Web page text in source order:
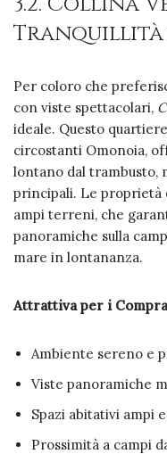
Tranquillità
Per coloro che
con viste spettacolari,
ideale. Questo
circostanti Omonoia,
lontano dal trambusto,
principali. Le proprietà
ampi terreni, che
panoramiche sulla
mare in lontananza.
Attrattiva per i
Ambiente sereno e
Viste panoramiche
Spazi abitativi ampi
Prossimità a campi